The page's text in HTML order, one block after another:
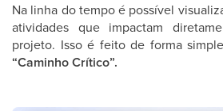
Na linha do tempo é possível
atividades que impactam
projeto. Isso é feito de forma
“Caminho Crítico”.